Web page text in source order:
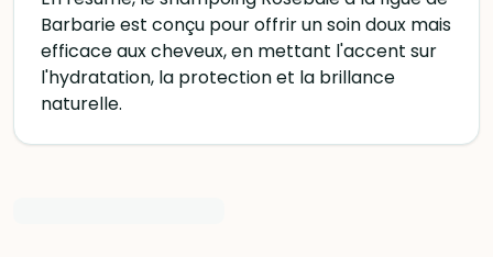
Barbarie est conçu pour offrir un soin doux mais
efficace aux cheveux, en mettant l'accent sur
l'hydratation, la protection et la brillance
naturelle.